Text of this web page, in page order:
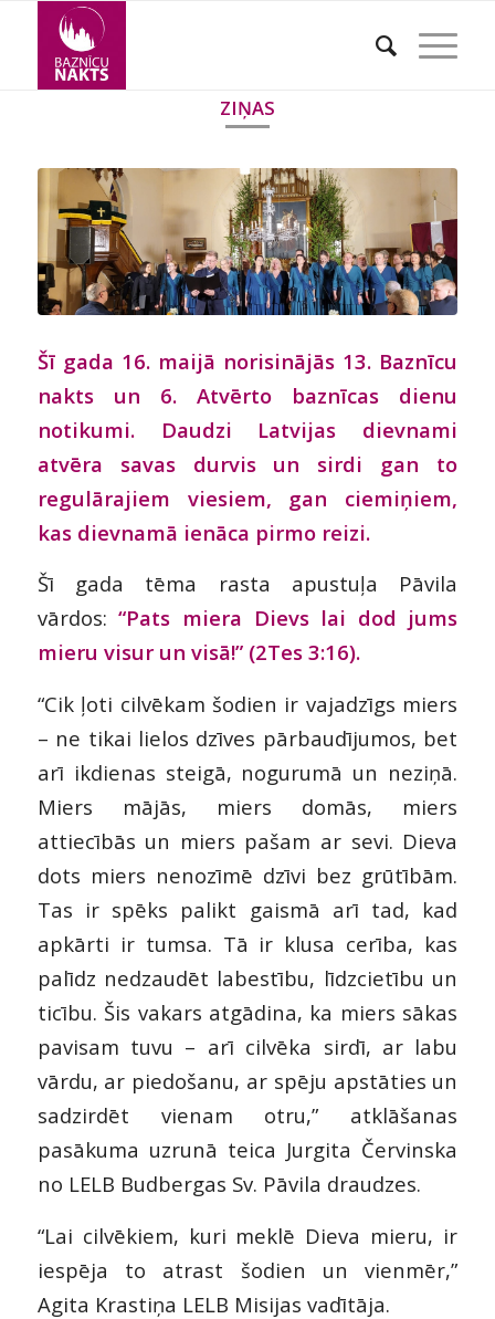
ZIŅAS
Šī gada 16. maijā norisinājās 13. Baznīcu
nakts un 6. Atvērto baznīcas dienu
notikumi. Daudzi Latvijas dievnami
atvēra savas durvis un sirdi gan to
regulārajiem viesiem, gan ciemiņiem,
kas dievnamā ienāca pirmo reizi.
Šī gada tēma rasta apustuļa Pāvila
vārdos:“Pats miera Dievs lai dod jums
mieru visur un visā!” (2Tes 3:16).
“Cik ļoti cilvēkam šodien ir vajadzīgs miers
– ne tikai lielos dzīves pārbaudījumos, bet
arī ikdienas steigā, nogurumā un neziņā.
Miers mājās, miers domās, miers
attiecībās un miers pašam ar sevi. Dieva
dots miers nenozīmē dzīvi bez grūtībām.
Tas ir spēks palikt gaismā arī tad, kad
apkārti ir tumsa. Tā ir klusa cerība, kas
palīdz nedzaudēt labestību, līdzcietību un
ticību. Šis vakars atgādina, ka miers sākas
pavisam tuvu – arī cilvēka sirdī, ar labu
vārdu, ar piedošanu, ar spēju apstāties un
sadzirdēt vienam otru,” atklāšanas
pasākuma uzrunā teica Jurgita Červinska
no LELB Budbergas Sv. Pāvila draudzes.
“Lai cilvēkiem, kuri meklē Dieva mieru, ir
iespēja to atrast šodien un vienmēr,”
Agita Krastiņa LELB Misijas vadītāja.